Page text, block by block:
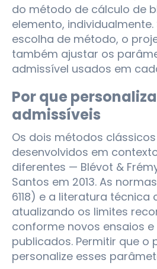
do método de cálculo de
elemento,
escolha de método, o
também ajustar os
admissível usados em
Por que
admissíveis
Os dois métodos
desenvolvidos em
diferentes — Blévot &
Santos em 2013. As
6118) e a literatura técnica
atualizando os limites
conforme novos ensaios
publicados. Permitir que o
personalize esses